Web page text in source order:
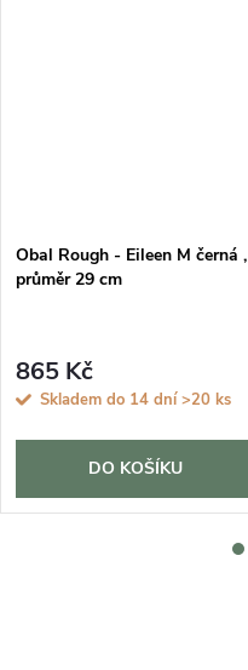
Obal Rough - Eileen M černá ,
průměr 29 cm
865 Kč
Skladem do 14 dní>20 ks
DO KOŠÍKU